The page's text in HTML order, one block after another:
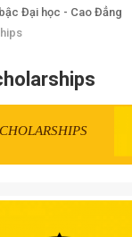
Đại học - Cao Đẳng